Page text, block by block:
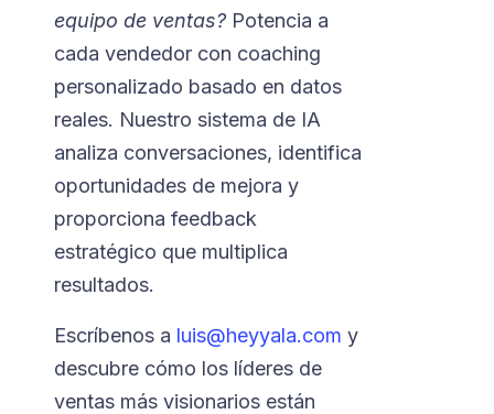
equipo de ventas? Potencia a
cada vendedor con coaching
personalizado basado en datos
reales. Nuestro sistema de IA
analiza conversaciones, identifica
oportunidades de mejora y
proporciona feedback
estratégico que multiplica
resultados.
Escríbenos a luis@heyyala.com y
descubre cómo los líderes de
ventas más visionarios están